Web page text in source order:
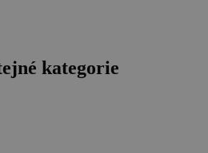
kategorie